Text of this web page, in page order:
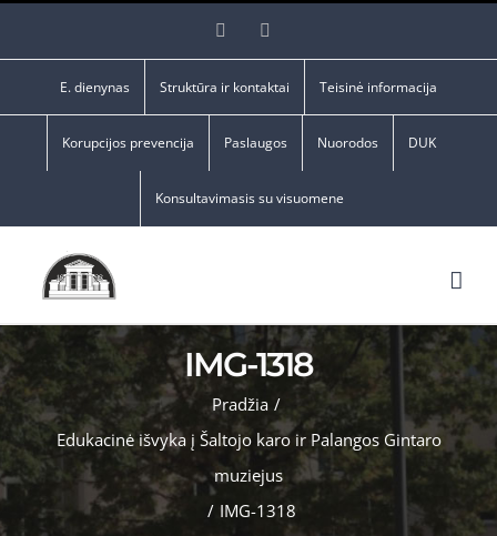
Facebook
E. dienynas Struktūra ir kontaktai Teisinė informacija
Korupcijos prevencija Paslaugos Nuorodos DUK
Konsultavimasis su visuomene
IMG-1318
Pradžia /
Edukacinė išvyka į Šaltojo karo ir Palangos Gintaro
muziejus
/ IMG-1318